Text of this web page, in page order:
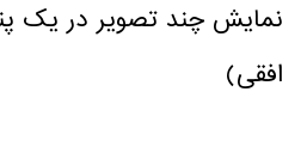
نمایش چند تصویر در یک
افقی)